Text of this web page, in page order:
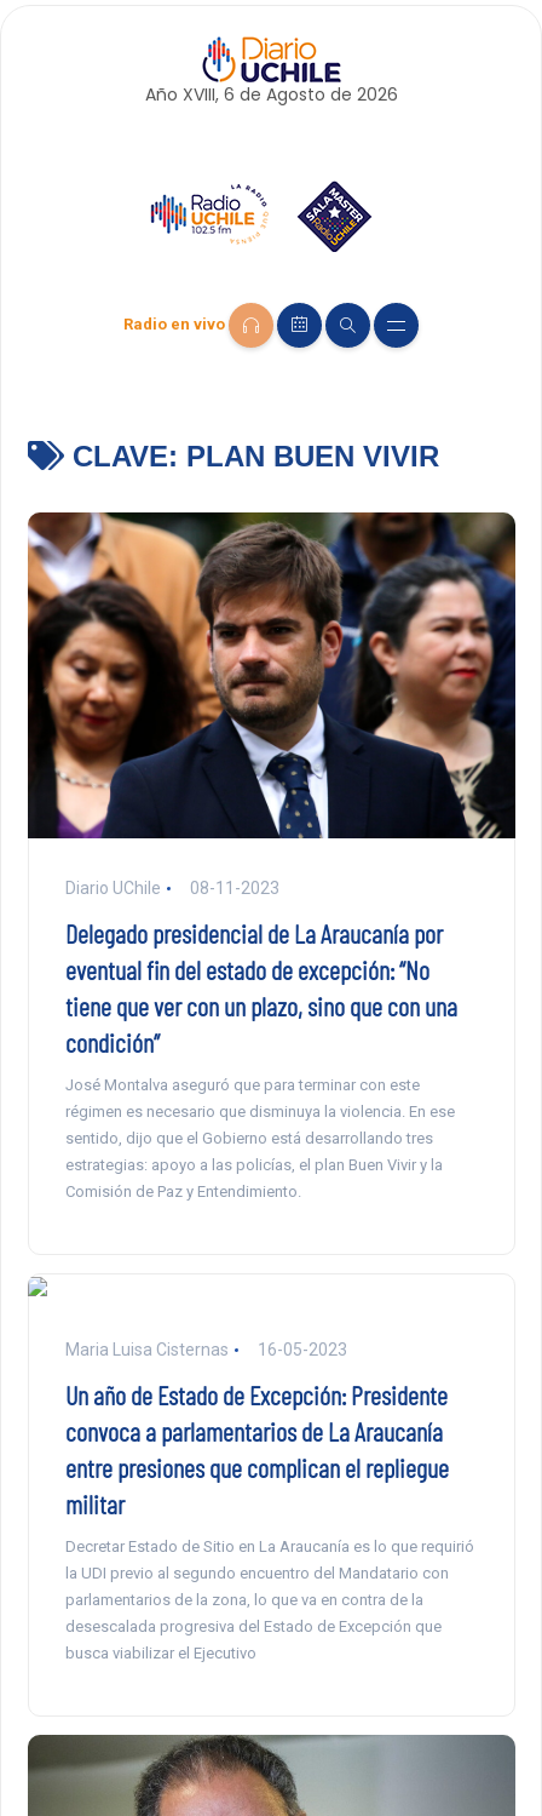
Año XVIII, 6 de Agosto de 2026
Radio en vivo
CLAVE: PLAN BUEN VIVIR
Diario UChile 08-11-2023
Delegado presidencial de La Araucanía por
eventual fin del estado de excepción: “No
tiene que ver con un plazo, sino que con una
condición”
José Montalva aseguró que para terminar con este
régimen es necesario que disminuya la violencia. En ese
sentido, dijo que el Gobierno está desarrollando tres
estrategias: apoyo a las policías, el plan Buen Vivir y la
Comisión de Paz y Entendimiento.
Maria Luisa Cisternas 16-05-2023
Un año de Estado de Excepción: Presidente
convoca a parlamentarios de La Araucanía
entre presiones que complican el repliegue
militar
Decretar Estado de Sitio en La Araucanía es lo que requirió
la UDI previo al segundo encuentro del Mandatario con
parlamentarios de la zona, lo que va en contra de la
desescalada progresiva del Estado de Excepción que
busca viabilizar el Ejecutivo